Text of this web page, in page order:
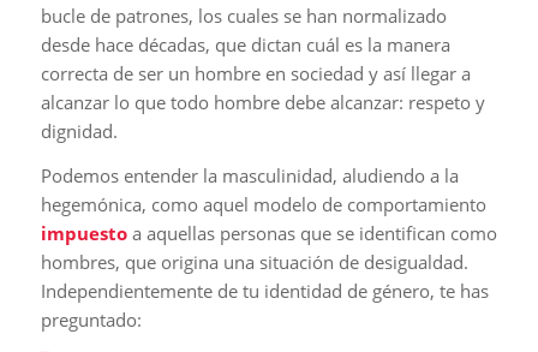
bucle de patrones, los cuales se han normalizado
desde hace décadas, que dictan cuál es la manera
correcta de ser un hombre en sociedad y así llegar a
alcanzar lo que todo hombre debe alcanzar: respeto y
dignidad.
Podemos entender la masculinidad, aludiendo a la
hegemónica, como aquel modelo de comportamiento
impuestoa aquellas personas que se identifican como
hombres, que origina una situación de desigualdad.
Independientemente de tu identidad de género, te has
preguntado: